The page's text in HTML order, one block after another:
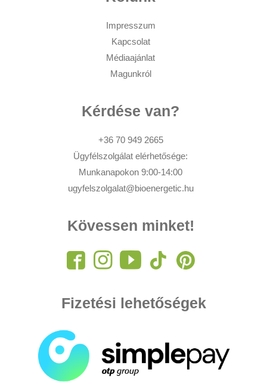
Impresszum
Kapcsolat
Médiaajánlat
Magunkról
Kérdése van?
+36 70 949 2665
Ügyfélszolgálat elérhetősége:
Munkanapokon 9:00-14:00
ugyfelszolgalat@bioenergetic.hu
Kövessen minket!
Fizetési lehetőségek